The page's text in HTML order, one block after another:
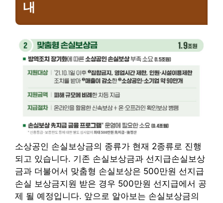
내
소상공인 손실보상금의 종류가 현재 2종류로 진행
되고 있습니다. 기존 손실보상금과 선지급손실보상
금과 더불어서 맞춤형 손실보상은 500만원 선지급
손실 보상금지원 받은 경우 500만원 선지급에서 공
제 될 예정입니다. 앞으로 알아보는 손실보상금의